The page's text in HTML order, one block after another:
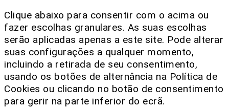
Clique abaixo para consentir com o acima ou
fazer escolhas granulares. As suas escolhas
serão aplicadas apenas a este site. Pode alterar
suas configurações a qualquer momento,
incluindo a retirada de seu consentimento,
usando os botões de alternância na Política de
Cookies ou clicando no botão de consentimento
para gerir na parte inferior do ecrã.